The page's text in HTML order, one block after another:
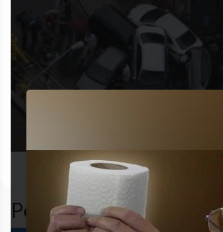
desastre funny
Popular en LVI